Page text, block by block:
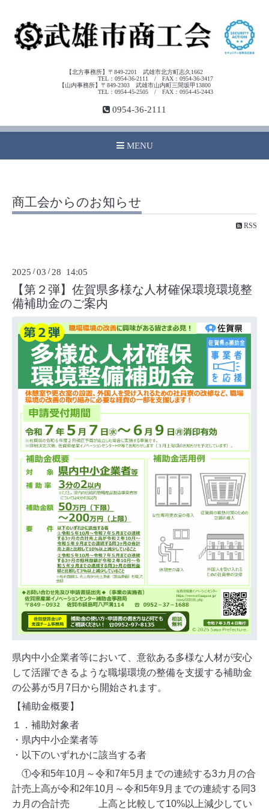
【北方事務所】〒849-2201 武雄市北方町志久1662
TEL：0954-36-2111 / FAX：0954-36-3417
【山内事務所】〒849-2303 武雄市山内町三間坂甲13800
TEL：0954-45-2505 / FAX：0954-45-2443
0954-36-2111
MENU
商工会からのお知らせ
RSS
2025 /03 / 28 14:05
【第２弾】佐賀県多様な人材確保環境環境整
備補助金のご案内
県内中小企業者等において、意欲ある多様な人材が安心
して活躍できるような職場環境の整備を支援する補助金
の公募が5月7日から開始されます。
【補助金概要】
１．補助対象者
・県内中小企業者等
・以下のいずれかに該当する者
①令和5年10月～令和7年5月までの連続する3カ月の合
計売上高が令和2年10月～令和5年9月までの連続する同3
カ月の合計売 上高と比較して10%以上減少してい